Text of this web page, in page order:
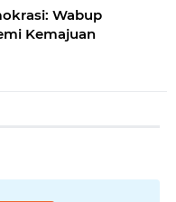
Wabup
Kemajuan